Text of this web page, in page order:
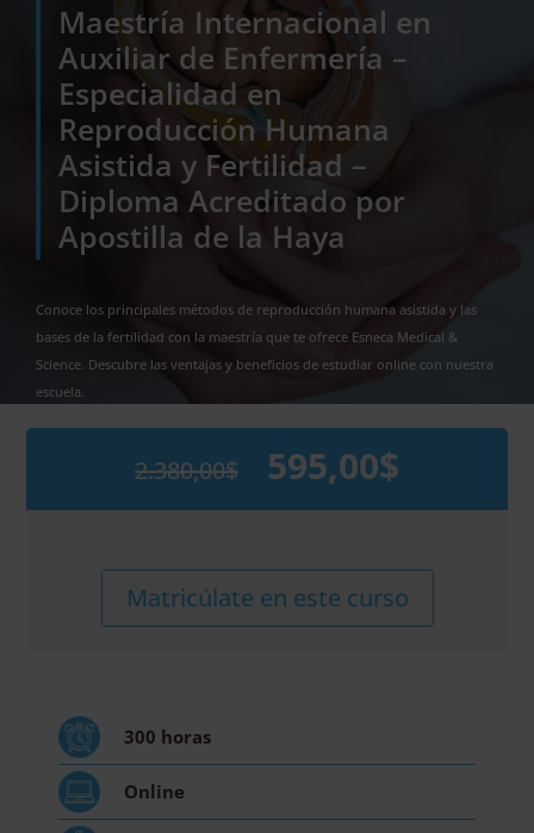
Maestría Internacional en
Auxiliar de Enfermería –
Especialidad en
Reproducción Humana
Asistida y Fertilidad –
Diploma Acreditado por
Apostilla de la Haya
Conoce los principales métodos de reproducción humana asistida y las
bases de la fertilidad con la maestría que te ofrece Esneca Medical &
Science. Descubre las ventajas y beneficios de estudiar online con nuestra
escuela.
2.380,00$
2.380,00$.
595,00$
595,00$.
Internacional
en
Matricúlate en este curso
300 horas
Online